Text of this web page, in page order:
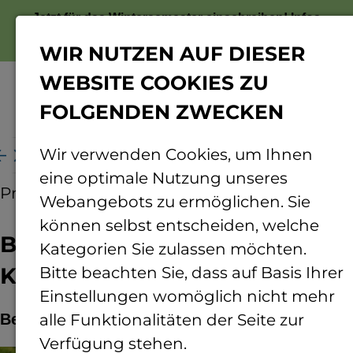
Jetzt für das Wintersemester einschreiben!Infos
Benedikt Blanz ist neuer Kanzler der TH Bingen
Pressemitteilung 01.09.2025
Benedikt Blanz ist neuer
Kanzler der TH Bingen
Benedikt Blanz tritt das Amt des Kanzlers an.
WIR NUTZEN AUF DIESER
WEBSITE COOKIES ZU
FOLGENDEN ZWECKEN
Wir verwenden Cookies, um Ihnen
eine optimale Nutzung unseres
Webangebots zu ermöglichen. Sie
können selbst entscheiden, welche
Kategorien Sie zulassen möchten.
Bitte beachten Sie, dass auf Basis Ihrer
Einstellungen womöglich nicht mehr
alle Funktionalitäten der Seite zur
Verfügung stehen.